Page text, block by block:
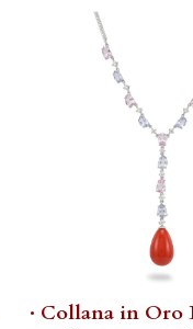
· Collana in Oro